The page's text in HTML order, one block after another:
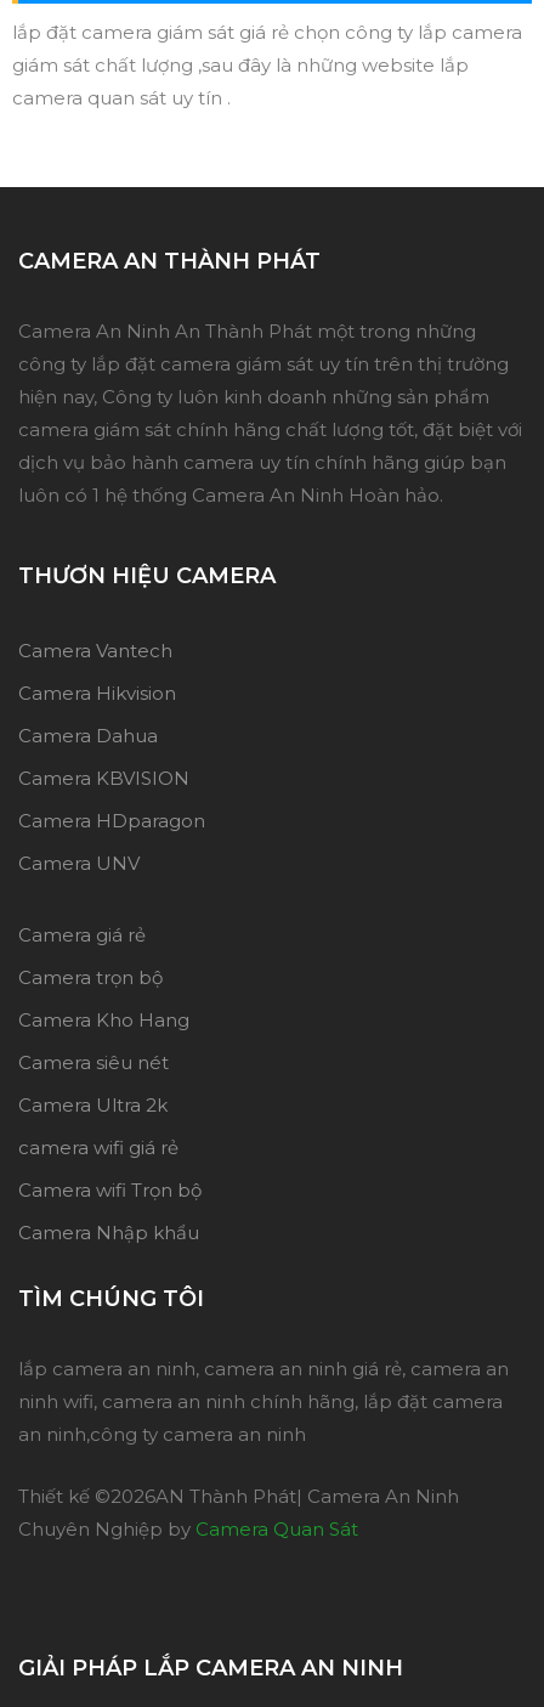
lắp đặt camera giám sát giá rẻ chọn công ty lắp camera
giám sát chất lượng ,sau đây là những website lắp
camera quan sát uy tín .
CAMERA AN THÀNH PHÁT
Camera An Ninh An Thành Phát một trong những
công ty lắp đặt camera giám sát uy tín trên thị trường
hiện nay, Công ty luôn kinh doanh những sản phẩm
camera giám sát chính hãng chất lượng tốt, đặt biệt với
dịch vụ bảo hành camera uy tín chính hãng giúp bạn
luôn có 1 hệ thống Camera An Ninh Hoàn hảo.
THƯƠN HIỆU CAMERA
Camera Vantech
Camera Hikvision
Camera Dahua
Camera KBVISION
Camera HDparagon
Camera UNV
Camera giá rẻ
Camera trọn bộ
Camera Kho Hang
Camera siêu nét
Camera Ultra 2k
camera wifi giá rẻ
Camera wifi Trọn bộ
Camera Nhập khẩu
TÌM CHÚNG TÔI
lắp camera an ninh, camera an ninh giá rẻ, camera an
ninh wifi, camera an ninh chính hãng, lắp đặt camera
an ninh,công ty camera an ninh
Thiết kế ©2026AN Thành Phát| Camera An Ninh
Chuyên Nghiệp by Camera Quan Sát
GIẢI PHÁP LẮP CAMERA AN NINH